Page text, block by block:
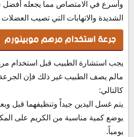
وأسرع في الامتصاص مما يجعله أفضل
الشديدة والاتهابات التي تصيب
جرعة استخدام مرهم موبينورم
يجب استشارة الطبيب قبل استخدام
مالم يصف الطبيب غير ذلك فإن
كالتالي:
يتم غسل اليدين جيداً وتنظيفهما قبل
يومياً.